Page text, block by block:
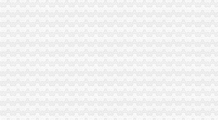
姑苏区注册一般纳税人公司申请流程
东莞注册一般纳税人新流程多少钱价格|东莞注册一般纳税人新流程多少